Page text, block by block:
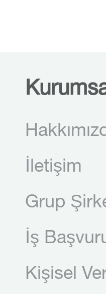
İletişim
Grup
İş
Kişisel